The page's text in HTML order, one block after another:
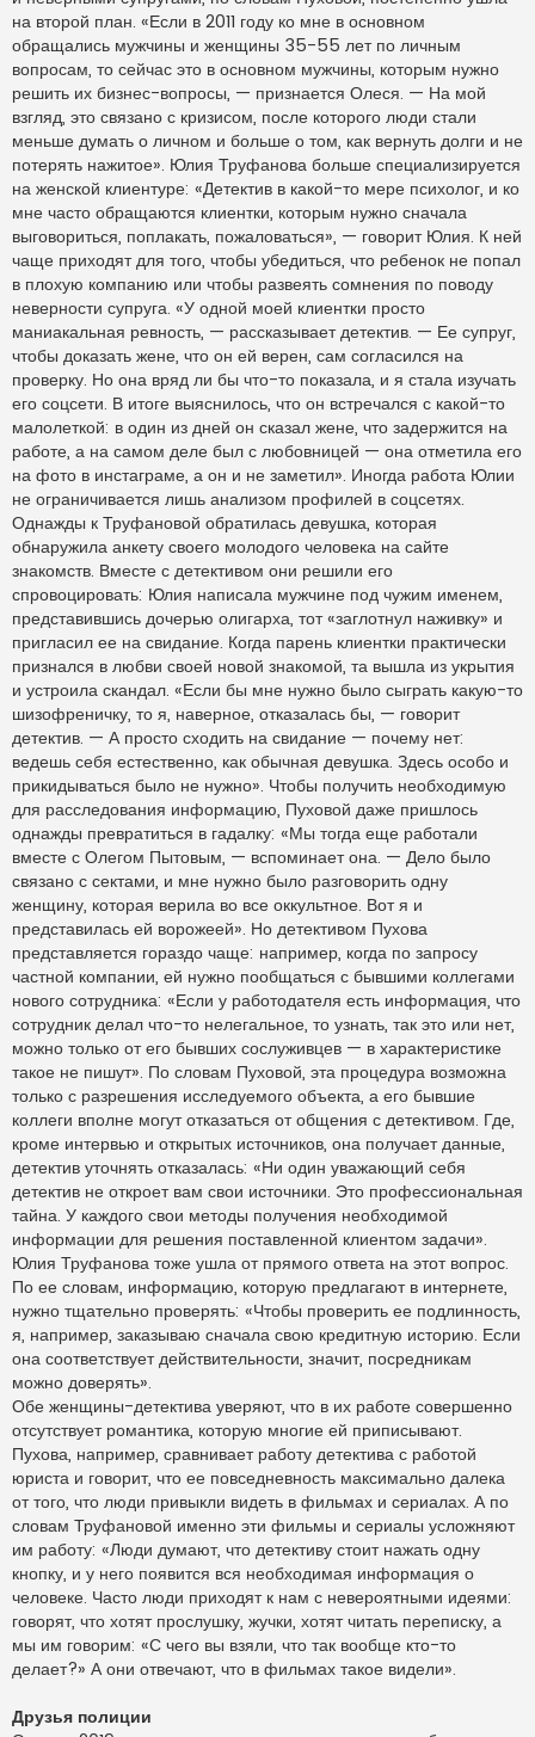
на второй план. «Если в 2011 году ко мне в основном
обращались мужчины и женщины 35-55 лет по личным
вопросам, то сейчас это в основном мужчины, которым нужно
решить их бизнес-вопросы, — признается Олеся. — На мой
взгляд, это связано с кризисом, после которого люди стали
меньше думать о личном и больше о том, как вернуть долги и не
потерять нажитое». Юлия Труфанова больше специализируется
на женской клиентуре: «Детектив в какой-то мере психолог, и ко
мне часто обращаются клиентки, которым нужно сначала
выговориться, поплакать, пожаловаться», — говорит Юлия. К ней
чаще приходят для того, чтобы убедиться, что ребенок не попал
в плохую компанию или чтобы развеять сомнения по поводу
неверности супруга. «У одной моей клиентки просто
маниакальная ревность, — рассказывает детектив. — Ее супруг,
чтобы доказать жене, что он ей верен, сам согласился на
проверку. Но она вряд ли бы что-то показала, и я стала изучать
его соцсети. В итоге выяснилось, что он встречался с какой-то
малолеткой: в один из дней он сказал жене, что задержится на
работе, а на самом деле был с любовницей — она отметила его
на фото в инстаграме, а он и не заметил». Иногда работа Юлии
не ограничивается лишь анализом профилей в соцсетях.
Однажды к Труфановой обратилась девушка, которая
обнаружила анкету своего молодого человека на сайте
знакомств. Вместе с детективом они решили его
спровоцировать: Юлия написала мужчине под чужим именем,
представившись дочерью олигарха, тот «заглотнул наживку» и
пригласил ее на свидание. Когда парень клиентки практически
признался в любви своей новой знакомой, та вышла из укрытия
и устроила скандал. «Если бы мне нужно было сыграть какую-то
шизофреничку, то я, наверное, отказалась бы, — говорит
детектив. — А просто сходить на свидание — почему нет:
ведешь себя естественно, как обычная девушка. Здесь особо и
прикидываться было не нужно». Чтобы получить необходимую
для расследования информацию, Пуховой даже пришлось
однажды превратиться в гадалку: «Мы тогда еще работали
вместе с Олегом Пытовым, — вспоминает она. — Дело было
связано с сектами, и мне нужно было разговорить одну
женщину, которая верила во все оккультное. Вот я и
представилась ей ворожеей». Но детективом Пухова
представляется гораздо чаще: например, когда по запросу
частной компании, ей нужно пообщаться с бывшими коллегами
нового сотрудника: «Если у работодателя есть информация, что
сотрудник делал что-то нелегальное, то узнать, так это или нет,
можно только от его бывших сослуживцев — в характеристике
такое не пишут». По словам Пуховой, эта процедура возможна
только с разрешения исследуемого объекта, а его бывшие
коллеги вполне могут отказаться от общения с детективом. Где,
кроме интервью и открытых источников, она получает данные,
детектив уточнять отказалась: «Ни один уважающий себя
детектив не откроет вам свои источники. Это профессиональная
тайна. У каждого свои методы получения необходимой
информации для решения поставленной клиентом задачи».
Юлия Труфанова тоже ушла от прямого ответа на этот вопрос.
По ее словам, информацию, которую предлагают в интернете,
нужно тщательно проверять: «Чтобы проверить ее подлинность,
я, например, заказываю сначала свою кредитную историю. Если
она соответствует действительности, значит, посредникам
можно доверять».
Обе женщины-детектива уверяют, что в их работе совершенно
отсутствует романтика, которую многие ей приписывают.
Пухова, например, сравнивает работу детектива с работой
юриста и говорит, что ее повседневность максимально далека
от того, что люди привыкли видеть в фильмах и сериалах. А по
словам Труфановой именно эти фильмы и сериалы усложняют
им работу: «Люди думают, что детективу стоит нажать одну
кнопку, и у него появится вся необходимая информация о
человеке. Часто люди приходят к нам с невероятными идеями:
говорят, что хотят прослушку, жучки, хотят читать переписку, а
мы им говорим: «С чего вы взяли, что так вообще кто-то
делает?» А они отвечают, что в фильмах такое видели».
Друзья полиции